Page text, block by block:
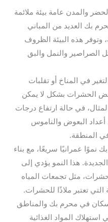
والمدن عامة بيئة ملائمة
بك العديد من المباني
وتوفر هذه البيئة الظروف
الصراصير والنمل والبق
في المناخ أو تقلبات
الحشرات بشكل لا يمكن
في حالة ارتفاع درجات
أعداد البعوض والناموس
المنطقة.
نموًا عمرانيًا سريعًا، مع بناء
هذا النمو يؤدي إلى
مثل تجمعات المياه
التي تعتبر ملاذًا للحشرات.
في محرم بك والمناطق
استهلاك المواد الغذائية